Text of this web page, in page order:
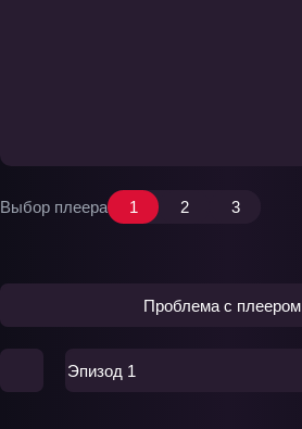
Выбор плеера 1 2 3
Проблема с плеером
Эпизод 1